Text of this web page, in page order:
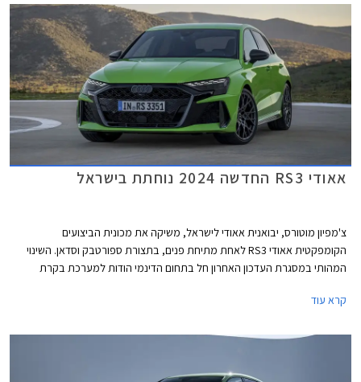
המותג בישראל אשר סובל מירידה במכירות.
אאודי RS3 החדשה 2024 נוחתת בישראל
צ'מפיון מוטורס, יבואנית אאודי לישראל, משיקה את מכונית הביצועים
הקומפקטית אאודי RS3 לאחת מתיחת פנים, בתצורת ספורטבק וסדאן. השינוי
המהותי במסגרת העדכון האחרון חל בתחום הדינמי הודות למערכת בקרת
קרא עוד